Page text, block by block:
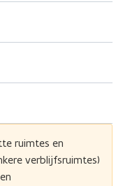
ruimtes en
verblijfsruimtes)